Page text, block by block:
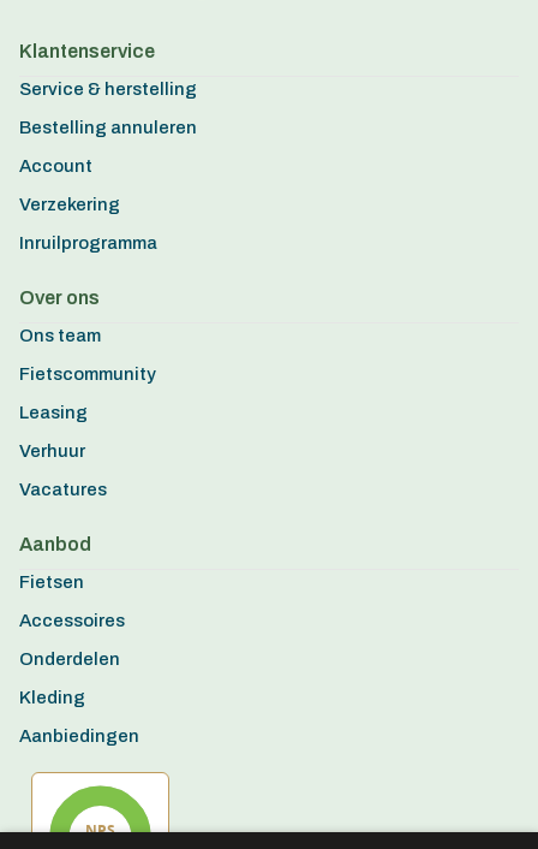
Klantenservice
Service & herstelling
Bestelling annuleren
Account
Verzekering
Inruilprogramma
Over ons
Ons team
Fietscommunity
Leasing
Verhuur
Vacatures
Aanbod
Fietsen
Accessoires
Onderdelen
Kleding
Aanbiedingen